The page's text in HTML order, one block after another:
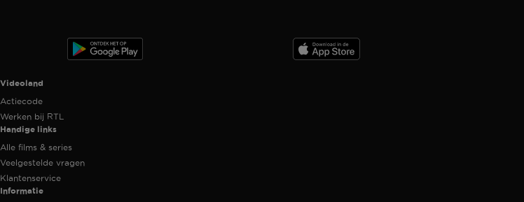
Videoland useful links.
Videoland
Actiecode
Werken bij RTL
Handige links
Alle films & series
Veelgestelde vragen
Klantenservice
Informatie